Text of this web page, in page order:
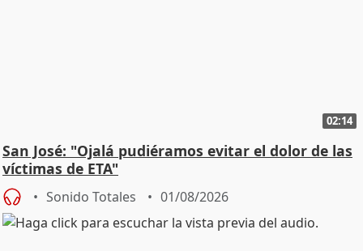
02:14
San José: "Ojalá pudiéramos evitar el dolor de las
víctimas de ETA"
Sonido Totales 01/08/2026